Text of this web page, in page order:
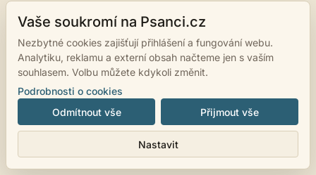
Vaše soukromí na Psanci.cz
Nezbytné cookies zajišťují přihlášení a fungování webu.
Analytiku, reklamu a externí obsah načteme jen s vaším
souhlasem. Volbu můžete kdykoli změnit.
Podrobnosti o cookies
Odmítnout vše
Nastavit
Přijmout vše